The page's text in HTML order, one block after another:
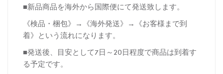
■新品商品を海外から国際便にて発送致します。
《検品・梱包》→《海外発送》→《お客様まで到
着》という流れになります。
■発送後、目安として7日～20日程度で商品は到着す
る予定です。